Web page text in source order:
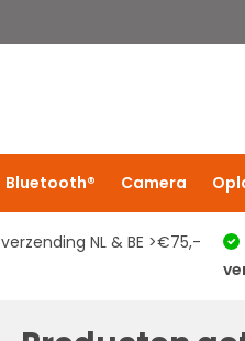
Bluetooth® Camera
verzending NL & BE >€75,-